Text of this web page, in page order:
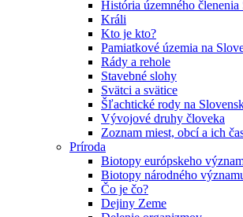
História územného členenia
Králi
Kto je kto?
Pamiatkové územia na
Rády a rehole
Stavebné slohy
Svätci a svätice
Šľachtické rody na
Vývojové druhy človeka
Zoznam miest, obcí a ich
Príroda
Biotopy európskeho
Biotopy národného
Čo je čo?
Dejiny Zeme